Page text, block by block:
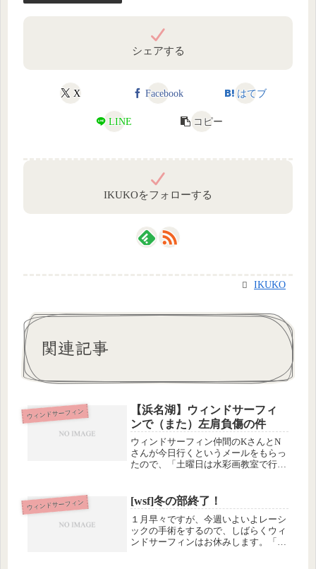
シェアする
X Facebook はてブ
LINE コピー
IKUKOをフォローする
IKUKO
関連記事
ウィンドサーフィン
【浜名湖】ウィンドサーフィ
ンで（また）左肩負傷の件
ウィンドサーフィン仲間のKさんとN
さんが今日行くというメールをもらっ
たので、「土曜日は水彩画教室で行け
湖へGO。着いてみると、気温は高く
て冷たくはないけれど、ちょっとこれ
は...
ウィンドサーフィン [wsf]冬の部終了！
１月早々ですが、今週いよいよレーシ
ックの手術をするので、しばらくウィ
ンドサーフィンはお休みします。「冬